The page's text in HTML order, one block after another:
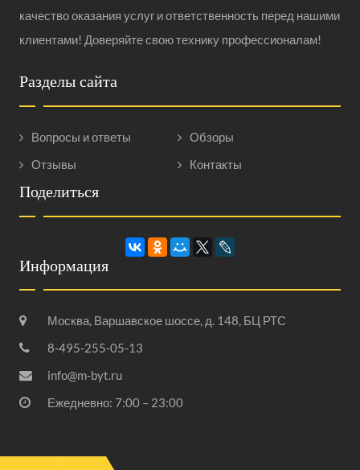
качество оказания услуг и ответственность перед нашими
клиентами! Доверяйте свою технику профессионалам!
Разделы сайта
Вопросы и ответы
Обзоры
Отзывы
Контакты
Поделиться
Информация
Москва, Варшавское шоссе, д. 148, БЦ РТС
8-495-255-05-13
info@m-byt.ru
Ежедневно: 7:00 – 23:00